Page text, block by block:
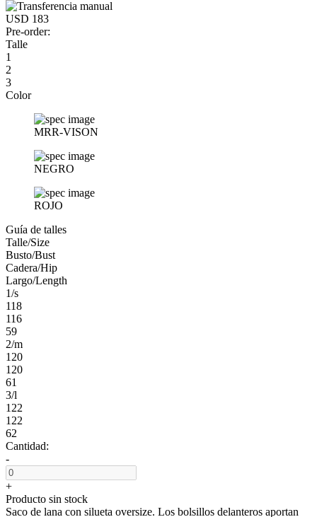
USD 183
Pre-order:
Talle
1
2
3
Color
MRR-VISON
NEGRO
ROJO
Guía de talles
Talle/Size
Busto/Bust
Cadera/Hip
Largo/Length
1/s
118
116
59
2/m
120
120
61
3/l
122
122
62
Cantidad:
-
+
Producto sin stock
Saco de lana con silueta oversize. Los bolsillos delanteros aportan